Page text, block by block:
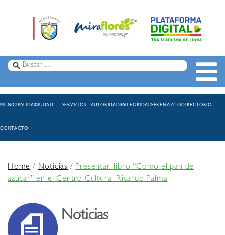
MUNICIPALIDADCIUDAD SERVICIOS AUTORIDADESINTEGRIDADSERENAZGODIRECTORIO
CONTACTO
Home/Noticias /Presentan libro “Como el pan de
azúcar” en el Centro Cultural Ricardo Palma
Noticias